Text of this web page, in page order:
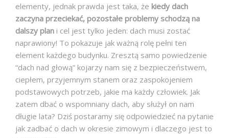
elementy, jednak prawda jest taka, że kiedy dach
zaczyna przeciekać, pozostałe problemy schodzą na
dalszy plan i cel jest tylko jeden: dach musi zostać
naprawiony! To pokazuje jak ważną rolę pełni ten
element każdego budynku. Zresztą samo powiedzenie
“dach nad głową” kojarzy nam się z bezpieczeństwem,
ciepłem, przyjemnym stanem oraz zaspokojeniem
podstawowych potrzeb, jakie ma każdy człowiek. Jak
zatem dbać o wspomniany dach, aby służył on nam
długie lata? Dziś postaramy się odpowiedzieć na pytanie
jak zadbać o dach w okresie zimowym i dlaczego jest to